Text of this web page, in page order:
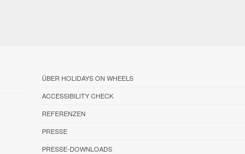
ÜBER HOLIDAYS ON WHEELS
ACCESSIBILITY CHECK
REFERENZEN
PRESSE
PRESSE-DOWNLOADS